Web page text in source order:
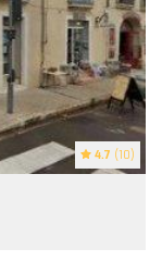
4.7 (10)